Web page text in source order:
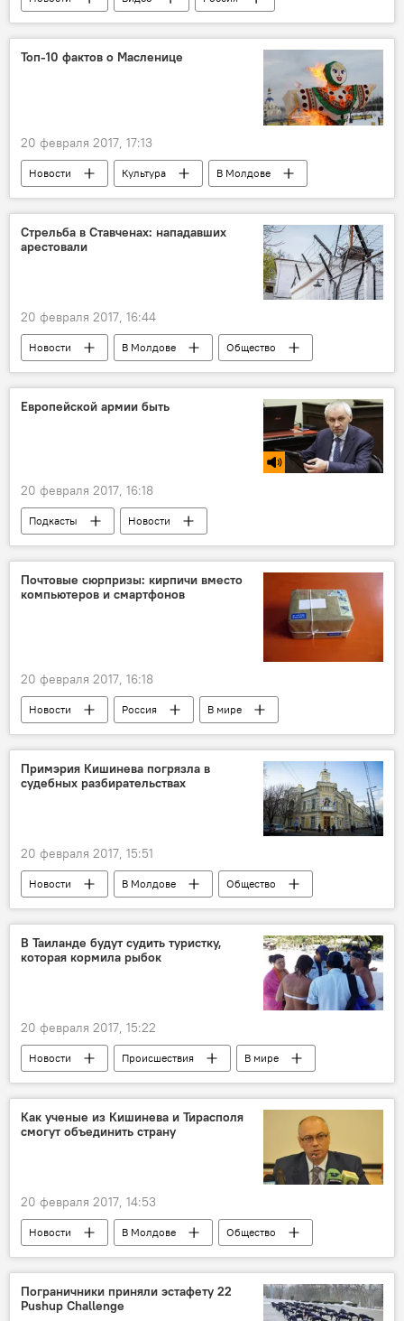
Мультимедиа
Топ-10 фактов о Масленице
20 февраля 2017, 17:13
Новости Культура
В Молдове
Общество
В мире
Общество
Масленица
Масленица 2019: история праздника, традиции, рецепты блинов
Стрельба в Ставченах: нападавших
арестовали
20 февраля 2017, 16:44
Новости В Молдове
Общество
Ставчены
арест
суд
нападение
автосервис
Европейской армии быть
20 февраля 2017, 16:18
Подкасты
Новости
Владимир Шаповалов
Европарламент
финансы
пост
министр
общеевропейская армия
Почтовые сюрпризы: кирпичи вместо
компьютеров и смартфонов
20 февраля 2017, 16:18
Новости Россия В мире
Примэрия Кишинева погрязла в
судебных разбирательствах
20 февраля 2017, 15:51
Новости В Молдове
Общество
Кишинев
Дорин Киртоакэ
Георге Моргоч
примэрия Кишинева
Госканцелярия
транспорт
В Таиланде будут судить туристку,
которая кормила рыбок
20 февраля 2017, 15:22
Новости Происшествия
В мире
Таиланд
штраф
судебное разбирательство
кормление рыбок
Как ученые из Кишинева и Тирасполя
смогут объединить страну
20 февраля 2017, 14:53
Новости В Молдове
Общество
Республика Молдова
академия наук рм
Тирасполь
Приднестровье
Пограничники приняли эстафету 22
Pushup Challenge